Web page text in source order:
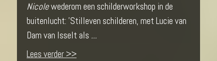
Nicolewederom een schilderworkshop in de
buitenlucht: 'Stilleven schilderen, met Lucie van
Dam van Isselt als ...
Lees verder >>